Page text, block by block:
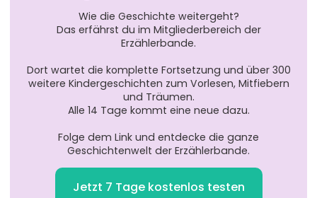
Wie die Geschichte weitergeht?
Das erfährst du im Mitgliederbereich der
Erzählerbande.
Dort wartet die komplette Fortsetzung und über 300
weitere Kindergeschichten zum Vorlesen, Mitfiebern
und Träumen.
Alle 14 Tage kommt eine neue dazu.
Folge dem Link und entdecke die ganze
Geschichtenwelt der Erzählerbande.
Jetzt 7 Tage kostenlos testen